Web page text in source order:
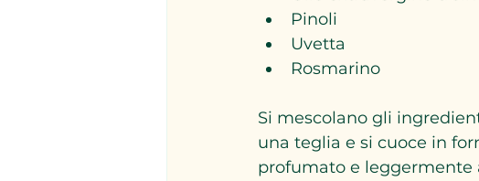
Pinoli
Uvetta
Rosmarino
Si mescolano gli
una teglia e si cuoce in
profumato e leggermente